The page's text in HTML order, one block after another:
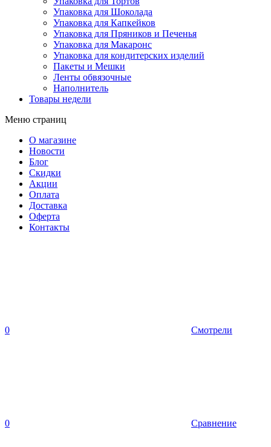
Упаковка для Шоколада
Упаковка для Капкейков
Упаковка для Пряников и Печенья
Упаковка для Макаронс
Упаковка для кондитерских изделий
Пакеты и Мешки
Ленты обвязочные
Наполнитель
Товары недели
Меню страниц
О магазине
Новости
Блог
Скидки
Акции
Оплата
Доставка
Оферта
Контакты
0 Смотрели
0 Сравнение